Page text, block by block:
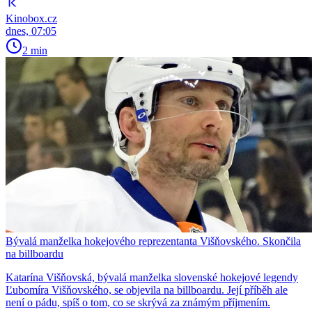
Kinobox.cz
dnes, 07:05
2 min
Bývalá manželka hokejového reprezentanta Višňovského. Skončila
na billboardu
Katarína Višňovská, bývalá manželka slovenské hokejové legendy
Ľubomíra Višňovského, se objevila na billboardu. Její příběh ale
není o pádu, spíš o tom, co se skrývá za známým příjmením.